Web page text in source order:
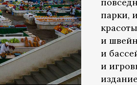
парки,
и
и
и
издание